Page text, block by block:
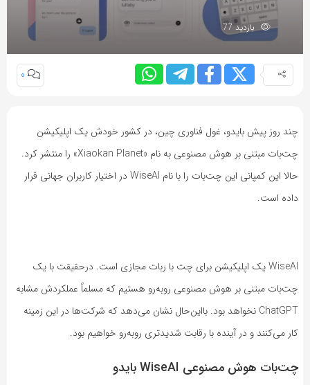
بازدید 77
0
چند روز پیش بایدو، غول فناوری چین، در کشور خودش یک اپلیکیشن
چت‌بات مبتنی بر هوش مصنوعی به نام «Xiaokan Planet» را منتشر کرد.
حالا این کمپانی این چت‌بات را با نام WiseAI در اختیار کاربران جهانی قرار
داده است.
WiseAI یک اپلیکیشن برای چت با ربات مجازی است. درحقیقت با یک
چت‌بات مبتنی بر هوش مصنوعی روبه‌رو هستیم که مسلماً عملکردش مشابه
ChatGPT نخواهد بود. بااین‌حال نشان می‌دهد که شرکت‌ها در این زمینه
کار می‌کنند و در آینده با رقابت شدیدتری روبه‌رو خواهیم بود.
چت‌بات هوش مصنوعی WiseAI بایدو